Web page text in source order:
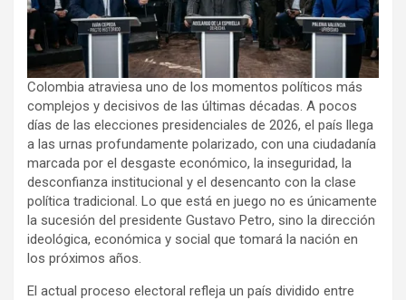
Colombia atraviesa uno de los momentos políticos más
complejos y decisivos de las últimas décadas. A pocos
días de las elecciones presidenciales de 2026, el país llega
a las urnas profundamente polarizado, con una ciudadanía
marcada por el desgaste económico, la inseguridad, la
desconfianza institucional y el desencanto con la clase
política tradicional. Lo que está en juego no es únicamente
la sucesión del presidente Gustavo Petro, sino la dirección
ideológica, económica y social que tomará la nación en
los próximos años.
El actual proceso electoral refleja un país dividido entre